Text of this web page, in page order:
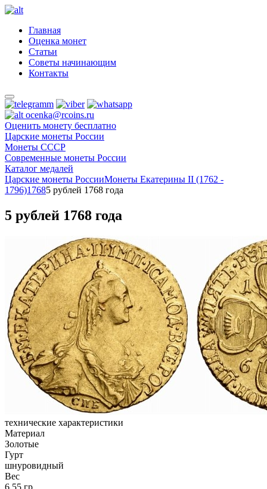
Главная
Оценка монет
Статьи
Советы начинающим
Контакты
ocenka@rcoins.ru
Оценить монету бесплатно
Царские монеты России
Монеты СССР
Современные монеты России
Каталог медалей
Царские монеты РоссииМонеты Екатерины II (1762 -
1796)17685 рублей 1768 года
5 рублей 1768 года
технические характеристики
Материал
Золотые
Гурт
шнуровидный
Вес
6,55 гр